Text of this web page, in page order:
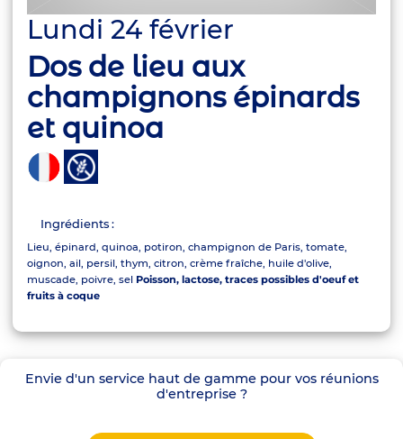
Lundi 24 février
Dos de lieu aux
champignons épinards
et quinoa
Ingrédients :
Lieu, épinard, quinoa, potiron, champignon de Paris, tomate,
oignon, ail, persil, thym, citron, crème fraîche, huile d'olive,
muscade, poivre, sel Poisson, lactose, traces possibles d'oeuf et
fruits à coque
Envie d'un service haut de gamme pour vos réunions
d'entreprise ?